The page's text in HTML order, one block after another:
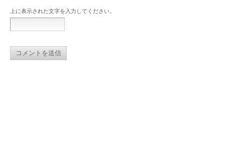
上に表示された文字を入力してください。